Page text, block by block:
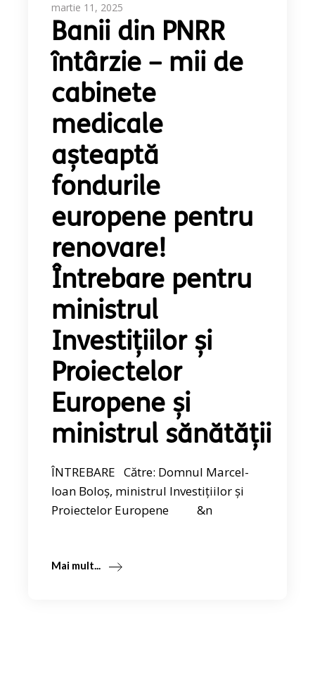
martie 11, 2025
Banii din PNRR
întârzie – mii de
cabinete
medicale
așteaptă
fondurile
europene pentru
renovare!
Întrebare pentru
ministrul
Investițiilor și
Proiectelor
Europene și
ministrul sănătății
ÎNTREBARE Către: Domnul Marcel-
Ioan Boloș, ministrul Investițiilor și
Proiectelor Europene &n
Mai mult...